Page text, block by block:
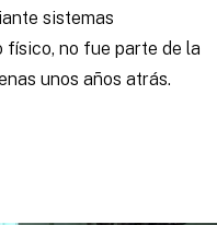
sistemas
no fue parte de la
unos años atrás.